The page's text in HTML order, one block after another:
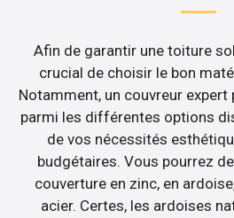
Afin de garantir une toiture
crucial de choisir le bon
Notamment, un couvreur
parmi les différentes options
de vos nécessités
budgétaires. Vous pourrez
couverture en zinc, en
acier. Certes, les ardoises